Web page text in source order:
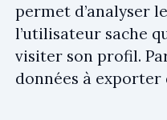
permet d’analyser
l’utilisateur sache
visiter son profil.
données à exporter